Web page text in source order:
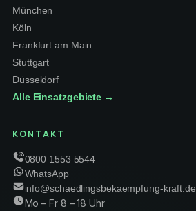
München
Köln
Frankfurt am Main
Stuttgart
Düsseldorf
Alle Einsatzgebiete →
KONTAKT
0800 1553 5544
WhatsApp
info@schaedlingsbekaempfung-kraft.de
Mo – Fr 8 – 18 Uhr